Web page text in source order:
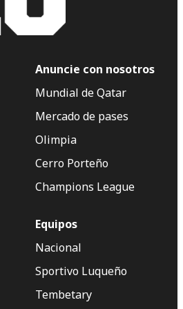
Anuncie con nosotros
Mundial de Qatar
Mercado de pases
Olimpia
Cerro Porteño
Champions League
Equipos
Nacional
Sportivo Luqueño
Tembetary